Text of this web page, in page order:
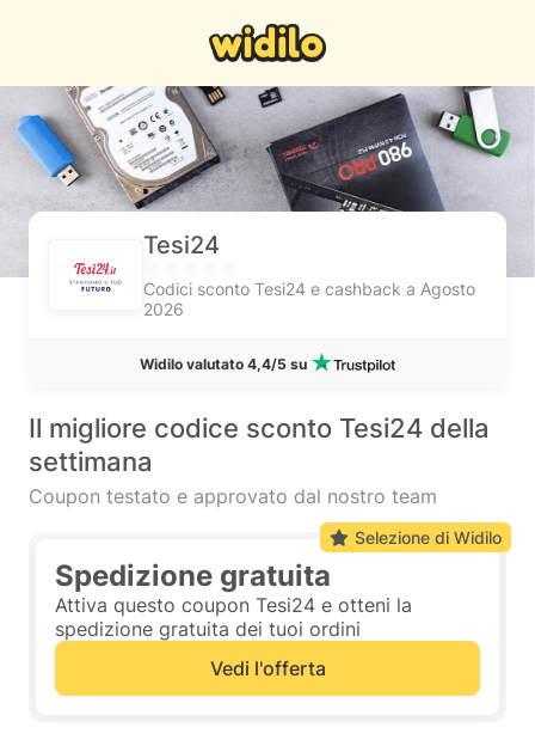
Tesi24
Codici sconto Tesi24 e cashback a Agosto
2026
Widilo valutato 4,4/5 su
Il migliore codice sconto Tesi24 della
settimana
Coupon testato e approvato dal nostro team
Spedizione gratuita
Attiva questo coupon Tesi24 e otteni la
spedizione gratuita dei tuoi ordini
Vedi l'offerta
Selezione di Widilo